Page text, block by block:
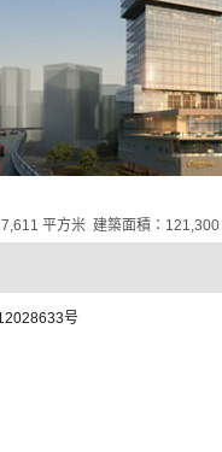
平方米 建築面積：121,300
号